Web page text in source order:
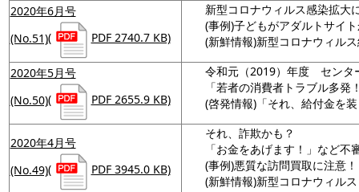
2020年6月号
(No.51)( PDF 2740.7 KB)
新型コロナウィルス感染拡大
(事例)子どもがアダルトサイ
(新鮮情報)新型コロナウィル
2020年5月号
(No.50)( PDF 2655.9 KB)
令和元（2019）年度 センタ
「若者の消費者トラブル多発
(啓発情報)「それ、給付金を
2020年4月号
(No.49)( PDF 3945.0 KB)
それ、詐欺かも？
「お金をあげます！」など不
(事例)悪質な訪問買取に注意！
(新鮮情報)新型コロナウィル